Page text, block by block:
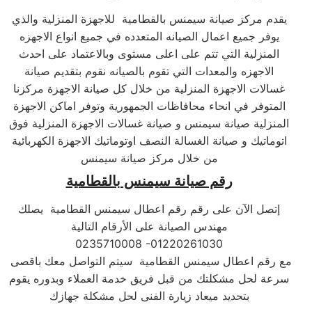
يقدم مركز صيانة سيمنس بالقطامية للاجهزة المنزلية والذي
يوفر جميع اعمال الصيانه المتعدده في جميع انواع الاجهزه
المنزلية التي تتم على اعلى مستوى وبالاعتماد على احدث
الاجهزه والمعدات التي تقوم بالصيانه نقوم بتقديم صيانة
غسالات الاجهزة المنزلية من خلال كل صيانة الاجهزة مركزنا
المتوفر في انحاء محافاظات الجمهورية وتوفر اماكن الاجهزة
المنزلية صيانة سيمنس و صيانة غسالات الاجهزة المنزلية فوق
اتوماتيك و صيانة الغسالة النصف اوتوماتيك الاجهزة الكهربائية
من خلال مركز صيانة سيمنس
رقم صيانة سيمنس بالقطامية
إتصل الآن على رقم رقم اعطال سيمنس القطامية يصلك
مهندس الصيانة على الأرقام التالية
0235710008 -01220261030
سرعة لحل مشكلتك من قبل فريق خدمة العملاء وبدوره يقوم
بتحديد ميعاد زيارة الفنى لحل مشكلة جهازك